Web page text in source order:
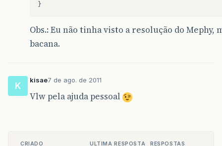
}
Obs.: Eu não tinha visto a resolução do
bacana.
K
kisae7 de ago. de 2011
Vlw pela ajuda pessoal
CRIADO ULTIMA RESPOSTA RESPOSTAS